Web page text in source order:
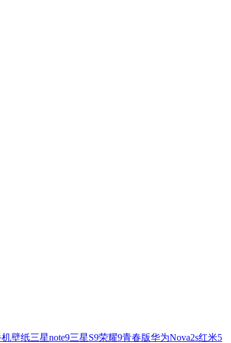
机壁纸三星note9三星S9荣耀9青春版华为Nova2s红米5